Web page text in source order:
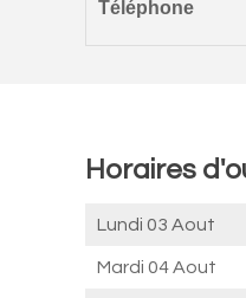
Téléphone
Horaires
Lundi 03 Aout
Mardi 04 Aout